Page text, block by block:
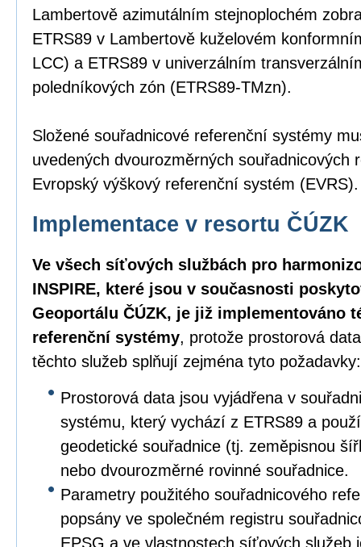
Lambertově azimutálním stejnoplochém
ETRS89 v Lambertově kuželovém
LCC) a ETRS89 v univerzálním
poledníkových zón (ETRS89-TMzn).
Složené souřadnicové referenční systémy
uvedených dvourozměrných souřadnicových
Evropský výškový referenční systém (EVRS).
Implementace v resortu ČÚZK
Ve všech síťových službách pro
INSPIRE, které jsou v současnosti
Geoportálu ČÚZK, je již implementováno
referenční systémy, protože prostorová
těchto služeb splňují zejména tyto požadavky:
Prostorová data jsou vyjádřena v
systému, který vychází z ETRS89 a
geodetické souřadnice (tj. zeměpisnou
nebo dvourozměrné rovinné souřadnice.
Parametry použitého souřadnicového
popsány ve společném registru
EPSG a ve vlastnostech síťových služeb